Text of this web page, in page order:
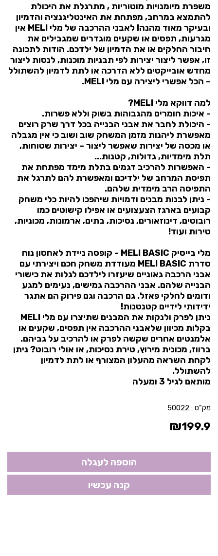
משפרת מיומנויות מוטוריות , מתרגלת את היכולת
להתמצא במרחב, מפתחת את האינטליגנציה והדמיון
ובעיקר מאוד מהנה! לאבני ההרכבה של מלי MELI אין
מגרעות, תפסים או שקעים מוגדרים שמגבילים את
חיבור החלקים או את הדמיון של ילדכם. הודות לתכונה
זו, אפשר ליצור יצירות לפי תבניות מוכנות, לנסות ליצור
מחדש אובייקטים ללא הדרכה או לתת לדמיון להשתולל
– הכל אפשרי ליצירה עם מלי MELI.
למה דווקא מלי MELI?
- איכות חומרים מהגבוהות בשוק וללא פשרות.
- היכולת לחבר את אבני הבנייה בכל דרך שרק רוצים
מאפשרת ליהנות מזמן המשחק שוב ושוב כי אין מגבלה
או מכסה של יצירות שאפשר ליצור – יצירות שטוחות,
תלת מימדיות, גדולות, קטנות...
- האפשרות להרכיב דגמים בתלת מימד מפתחת את
תפיסת המרחב של ילדיכם ומאפשרת להם לתרגל את
התפיסה הרב מימדית שלהם.
- ניתן לבנות מבנים ודמויות שיהפכו להיות כלי משחק
קבועים בארגז הצעצועים או אפילו קישוטים כמו
רובוטים, דינוזאורים, נסיכות, בתים, ארמונות, מכוניות,
טירות ועוד!
מלי בייסיק MELI BASIC - קופסה ניידת לאחסון נוח
סדרת MELI BASIC מעודדת משחק חכם ויצירתי עם
אבני הרכבה גאוניים שיעזרו לילדכם לגלות את כישורי
הבנייה שלהם. אבני ההרכבה גמישים, נעימים למגע
ודומים לחלקי פאזל. גם הרכבה וגם פירוק הם אתגר
ידידותי לידיים קטנטנות!
ניתן לפרק ולנקות את המבנים שתיצרו עם מלי MELI
בקלות מכיוון שלאבני ההרכבה אין תפסים, שקעים או
אלמנטים אחרים שקשה לפרק או להרכיב על גביהם.
ברווז, מכונית מירוץ, טירת נסיכות, או אולי רובוט? ניתן
לקחת השראה מהעלון המצורף או לתת לדמיון
להשתולל.
מותאם לגיל 3 ומעלה
מק"ט : 50022
₪199.9